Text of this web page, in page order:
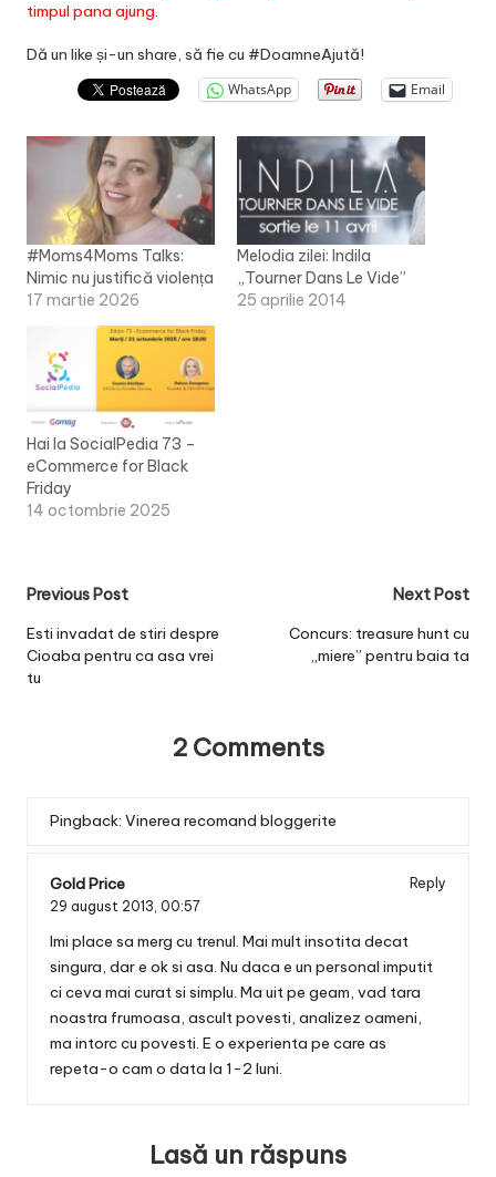
timpul pana ajung.
Dă un like și-un share, să fie cu #DoamneAjută!
WhatsApp Email
#Moms4Moms Talks:
Nimic nu justifică violența
17 martie 2026
Melodia zilei: Indila
„Tourner Dans Le Vide”
25 aprilie 2014
Hai la SocialPedia 73 –
eCommerce for Black
Friday
14 octombrie 2025
Post
navigation
Previous Post
Esti invadat de stiri despre
Cioaba pentru ca asa vrei
tu
Next Post
Concurs: treasure hunt cu
„miere” pentru baia ta
2 Comments
Pingback: Vinerea recomand bloggerite
Gold Price
Reply
29 august 2013, 00:57
Imi place sa merg cu trenul. Mai mult insotita decat
singura, dar e ok si asa. Nu daca e un personal imputit
ci ceva mai curat si simplu. Ma uit pe geam, vad tara
noastra frumoasa, ascult povesti, analizez oameni,
ma intorc cu povesti. E o experienta pe care as
repeta-o cam o data la 1-2 luni.
Lasă un răspuns